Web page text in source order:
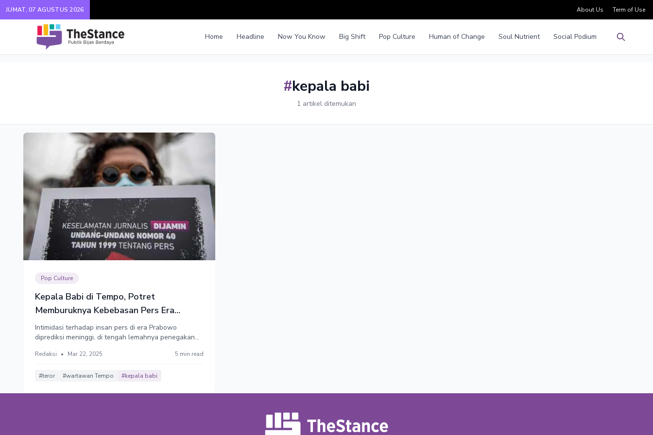
JUMAT, 07 AGUSTUS 2026 About Us Term of Use
Home Headline Now You Know Big Shift Pop Culture Human of Change Soul Nutrient
Social Podium
#kepala babi
1 artikel ditemukan
Pop Culture
Kepala Babi di Tempo, Potret
Memburuknya Kebebasan Pers Era
Prabowo
Intimidasi terhadap insan pers di era Prabowo
diprediksi meninggi, di tengah lemahnya penegakan
Redaksi • Mar 22, 2025 5 min read
#teror #wartawan Tempo #kepala babi